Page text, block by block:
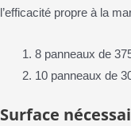
l’efficacité propre à la
8 panneaux de
10 panneaux de
Surface